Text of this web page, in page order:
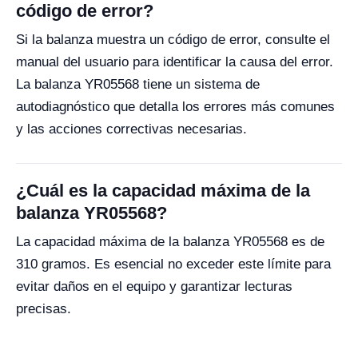
código de error?
Si la balanza muestra un código de error, consulte el
manual del usuario para identificar la causa del error.
La balanza YR05568 tiene un sistema de
autodiagnóstico que detalla los errores más comunes
y las acciones correctivas necesarias.
¿Cuál es la capacidad máxima de la
balanza YR05568?
La capacidad máxima de la balanza YR05568 es de
310 gramos. Es esencial no exceder este límite para
evitar daños en el equipo y garantizar lecturas
precisas.